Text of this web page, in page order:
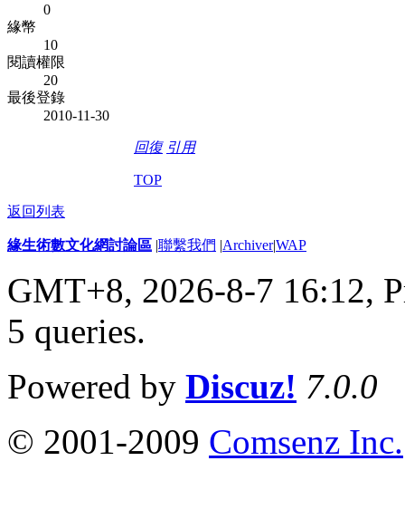
0
緣幣
10
閱讀權限
20
最後登錄
2010-11-30
回復 引用
TOP
返回列表
緣生術數文化網討論區 |聯繫我們 |Archiver|WAP
GMT+8, 2026-8-7 16:12,
5 queries.
Powered by Discuz! 7.0.0
© 2001-2009 Comsenz Inc.